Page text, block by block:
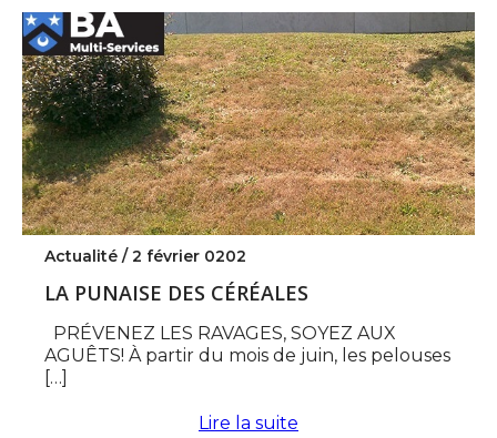
Actualité /2 février 0202
LA PUNAISE DES CÉRÉALES
PRÉVENEZ LES RAVAGES, SOYEZ AUX
AGUÊTS! À partir du mois de juin, les pelouses
[…]
Lire la suite